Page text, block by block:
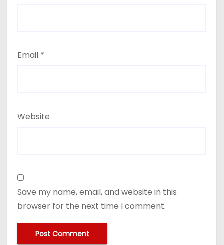
Email *
Website
Save my name, email, and website in this
browser for the next time I comment.